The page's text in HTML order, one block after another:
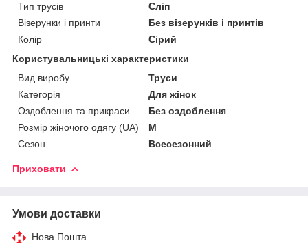
Тип трусів
Сліп
Візерунки і принти
Без візерунків і принтів
Колір
Сірий
Користувальницькі характеристики
Вид виробу
Труси
Категорія
Для жінок
Оздоблення та прикраси
Без оздоблення
Розмір жіночого одягу (UA)
M
Сезон
Всесезонний
Приховати
Умови доставки
Нова Пошта